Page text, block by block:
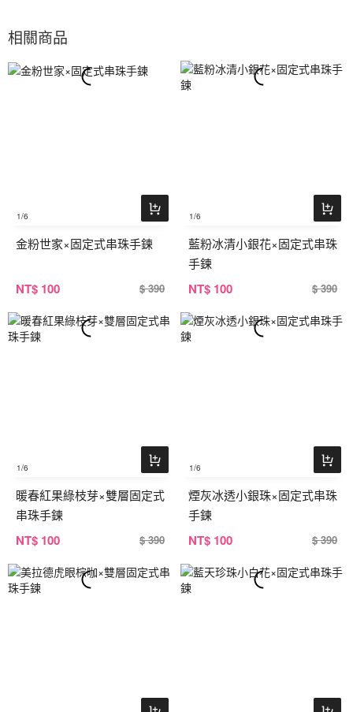
相關商品
1/6
金粉世家×固定式串珠手鍊
NT$ 100 $ 390
1/6
藍粉冰清小銀花×固定式串珠
手鍊
NT$ 100 $ 390
1/6
暖春紅果綠枝芽×雙層固定式
串珠手鍊
NT$ 100 $ 390
1/6
煙灰冰透小銀珠×固定式串珠
手鍊
NT$ 100 $ 390